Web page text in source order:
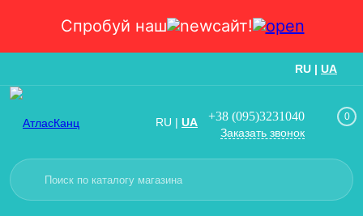
Спробуй наш сайт!
RU | UA
RU | UA +38 (095)3231040
Заказать звонок
0